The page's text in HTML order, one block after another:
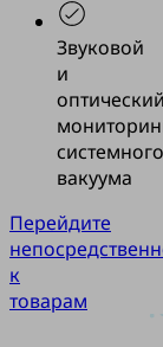
Звуковой
и
оптический
системного
вакуума
Перейдите
к
товарам